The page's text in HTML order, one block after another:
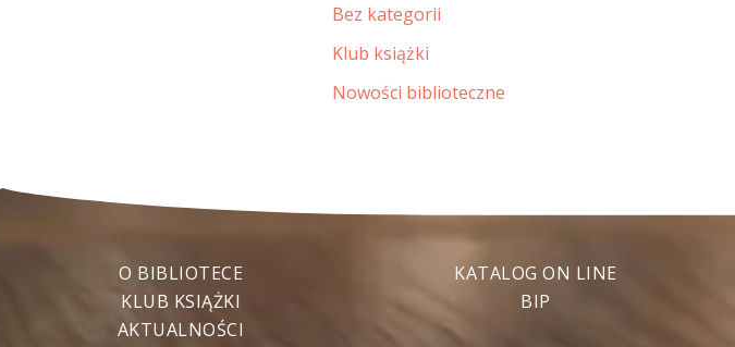
Bez kategorii
Klub książki
Nowości biblioteczne
O BIBLIOTECE
KLUB KSIĄŻKI
AKTUALNOŚCI
KATALOG ON LINE
BIP